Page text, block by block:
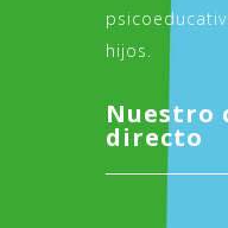
hijos.
Nuestro
directo